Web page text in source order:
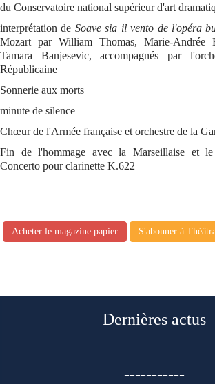
du Conservatoire national supérieur d'art
interprétation de Soave sia il vento de l'opéra
Mozart par William Thomas, Marie-Andrée
Tamara Banjesevic, accompagnés par
Républicaine
Sonnerie aux morts
minute de silence
Chœur de l'Armée française et orchestre de la
Fin de l'hommage avec la Marseillaise et
Concerto pour clarinette K.622
Acheter le magazine papier S'abonner à
Dernières actus
-----------